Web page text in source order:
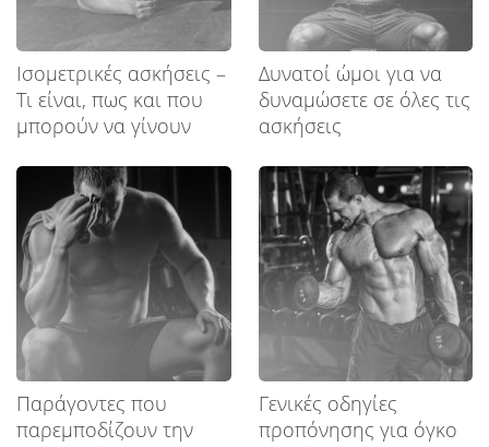
Ισομετρικές ασκήσεις –
Tι είναι, πως και που
μπορούν να γίνουν
Δυνατοί ώμοι για να
δυναμώσετε σε όλες τις
ασκήσεις
Παράγοντες που
παρεμποδίζουν την
Γενικές οδηγίες
προπόνησης για όγκο